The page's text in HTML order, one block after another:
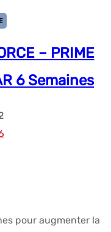
– PRIME
6 Semaines
pour augmenter la